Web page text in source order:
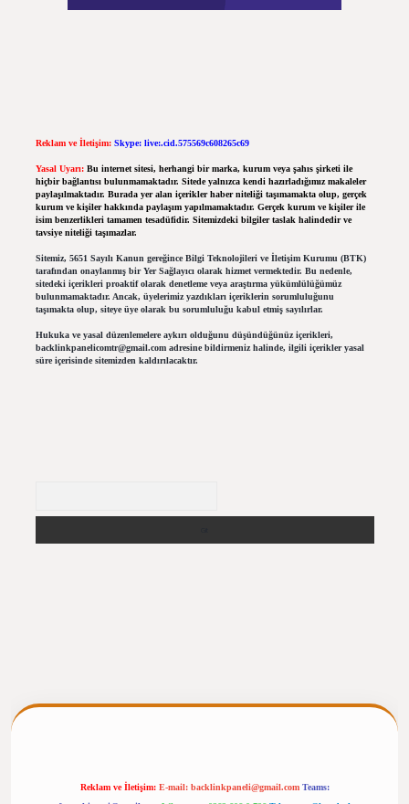
Reklam ve İletişim: Skype: live:.cid.575569c608265c69
Yasal Uyarı: Bu internet sitesi, herhangi bir marka, kurum veya şahıs şirketi ile
hiçbir bağlantısı bulunmamaktadır. Sitede yalnızca kendi hazırladığımız makaleler
paylaşılmaktadır. Burada yer alan içerikler haber niteliği taşımamakta olup, gerçek
kurum ve kişiler hakkında paylaşım yapılmamaktadır. Gerçek kurum ve kişiler ile
isim benzerlikleri tamamen tesadüfidir. Sitemizdeki bilgiler taslak halindedir ve
tavsiye niteliği taşımazlar.
Sitemiz, 5651 Sayılı Kanun gereğince Bilgi Teknolojileri ve İletişim Kurumu (BTK)
tarafından onaylanmış bir Yer Sağlayıcı olarak hizmet vermektedir. Bu nedenle,
sitedeki içerikleri proaktif olarak denetleme veya araştırma yükümlülüğümüz
bulunmamaktadır. Ancak, üyelerimiz yazdıkları içeriklerin sorumluluğunu
taşımakta olup, siteye üye olarak bu sorumluluğu kabul etmiş sayılırlar.
Hukuka ve yasal düzenlemelere aykırı olduğunu düşündüğünüz içerikleri,
backlinkpanelicomtr@gmail.comadresine bildirmeniz halinde, ilgili içerikler yasal
süre içerisinde sitemizden kaldırılacaktır.
Reklam ve İletişim: E-mail: backlinkpaneli@gmail.com Teams: